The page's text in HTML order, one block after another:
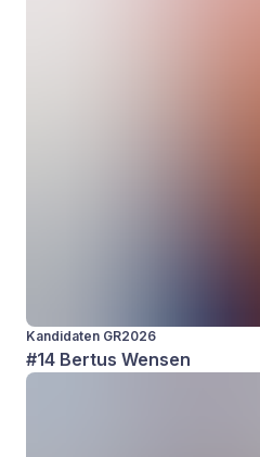
Kandidaten GR2026
#14 Bertus Wensen